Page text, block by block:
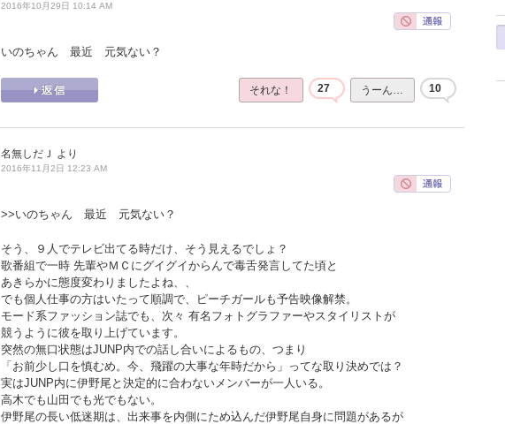
2016年10月29日 10:14 AM
いのちゃん 最近 元気ない？
それな！ 27 うーん… 10
名無しだＪ より
2016年11月2日 12:23 AM
>>いのちゃん 最近 元気ない？
そう、９人でテレビ出てる時だけ、そう見えるでしょ？
歌番組で一時 先輩やＭＣにグイグイからんで毒舌発言してた頃と
あきらかに態度変わりましたよね、、
でも個人仕事の方はいたって順調で、ピーチガールも予告映像解禁。
モード系ファッション誌でも、次々 有名フォトグラファーやスタイリストが
競うように彼を取り上げています。
突然の無口状態はJUNP内での話し合いによるもの、つまり
「お前少し口を慎むめ。今、飛躍の大事な年時だから」ってな取り決めでは？
実はJUNP内に伊野尾と決定的に合わないメンバーが一人いる。
高木でも山田でも光でもない。
伊野尾の長い低迷期は、出来事を内側にため込んだ伊野尾自身に問題があるが